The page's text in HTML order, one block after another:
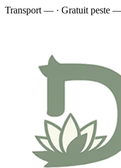
Transport — · Gratuit peste